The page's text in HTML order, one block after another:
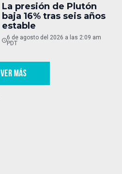
La presión de Plutón
baja 16% tras seis años
estable
6 de agosto del 2026 a las 2:09 am
PDT
VER MÁS